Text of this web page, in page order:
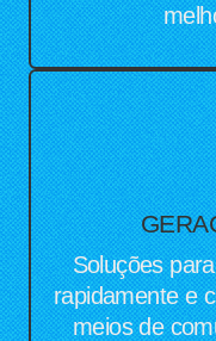
Soluções
rapidamente e
meios de